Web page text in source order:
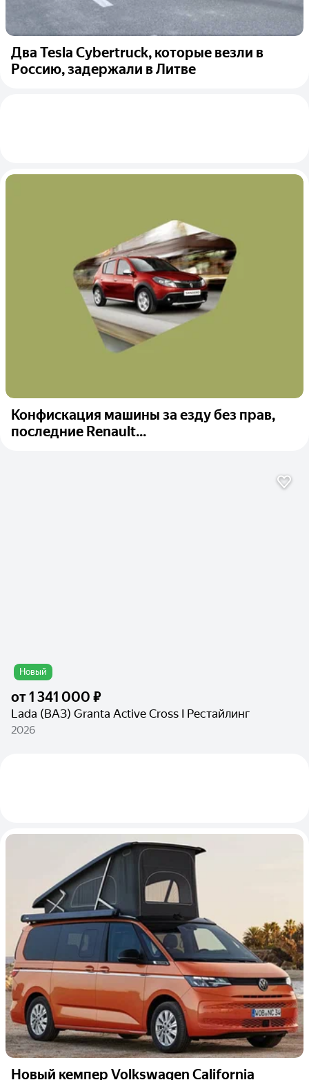
Два Tesla Cybertruck, которые везли в
Россию, задержали в Литве
Конфискация машины за езду без прав,
последние Renault...
Новый
от1 341 000 ₽
Lada (ВАЗ) Granta Active Cross I Рестайлинг
2026
Новый кемпер Volkswagen California